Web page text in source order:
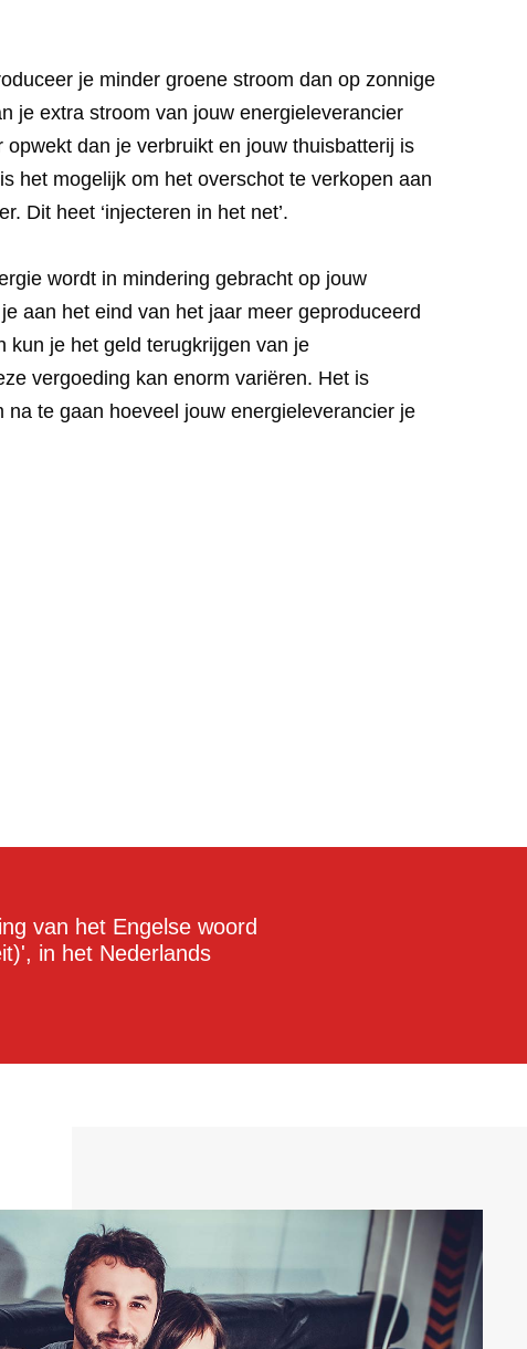
je minder groene stroom dan op zonnige
je extra stroom van jouw energieleverancier
opwekt dan je verbruikt en jouw thuisbatterij is
het mogelijk om het overschot te verkopen aan
Dit heet ‘injecteren in het net’.
wordt in mindering gebracht op jouw
aan het eind van het jaar meer geproduceerd
kun je het geld terugkrijgen van je
vergoeding kan enorm variëren. Het is
na te gaan hoeveel jouw energieleverancier je
van het Engelse woord
in het Nederlands